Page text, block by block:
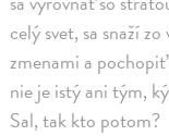
celý svet, sa snaží
zmenami a
nie je istý ani tým,
Sal, tak kto potom?